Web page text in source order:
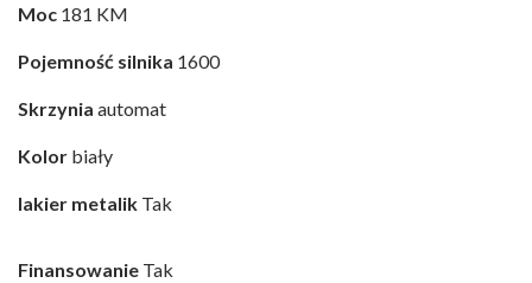
Moc 181 KM
Pojemność silnika 1600
Skrzynia automat
Kolor biały
lakier metalik Tak
Finansowanie Tak